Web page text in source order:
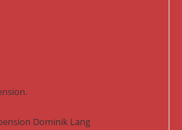
Dominik Lang